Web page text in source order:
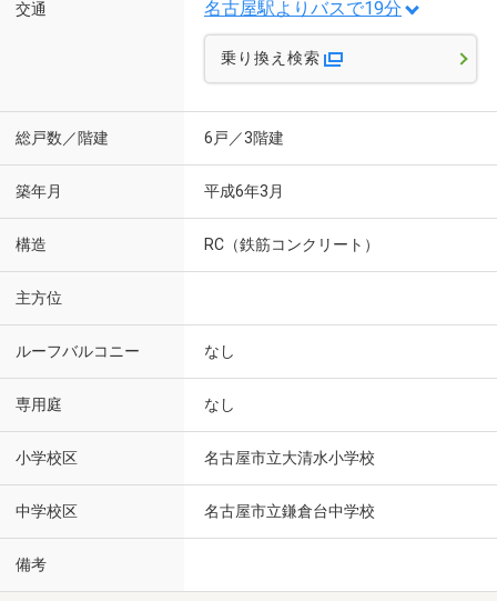
交通 名古屋駅よりバスで19分
乗り換え検索
総戸数／階建 6戸／3階建
築年月 平成6年3月
構造 RC（鉄筋コンクリート）
主方位
ルーフバルコニー なし
専用庭 なし
小学校区 名古屋市立大清水小学校
中学校区 名古屋市立鎌倉台中学校
備考